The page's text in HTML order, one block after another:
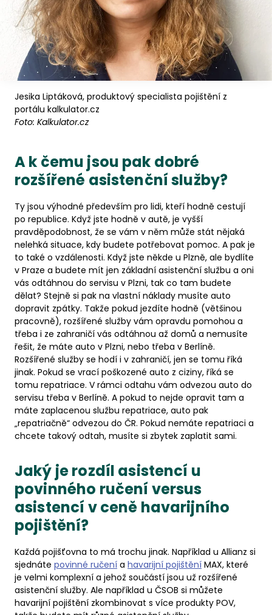
Jesika Liptáková, produktový specialista pojištění z
portálu kalkulator.cz
Foto: Kalkulator.cz
A k čemu jsou pak dobré
rozšířené asistenční služby?
Ty jsou výhodné především pro lidi, kteří hodně cestují
po republice. Když jste hodně v autě, je vyšší
pravděpodobnost, že se vám v něm může stát nějaká
nelehká situace, kdy budete potřebovat pomoc. A pak je
to také o vzdálenosti. Když jste někde u Plzně, ale bydlíte
v Praze a budete mít jen základní asistenční službu a oni
vás odtáhnou do servisu v Plzni, tak co tam budete
dělat? Stejně si pak na vlastní náklady musíte auto
dopravit zpátky. Takže pokud jezdíte hodně (většinou
pracovně), rozšířené služby vám opravdu pomohou a
třeba i ze zahraničí vás odtáhnou až domů a nemusíte
řešit, že máte auto v Plzni, nebo třeba v Berlíně.
Rozšířené služby se hodí i v zahraničí, jen se tomu říká
jinak. Pokud se vrací poškozené auto z ciziny, říká se
tomu repatriace. V rámci odtahu vám odvezou auto do
servisu třeba v Berlíně. A pokud to nejde opravit tam a
máte zaplacenou službu repatriace, auto pak
„repatriačně“ odvezou do ČR. Pokud nemáte repatriaci a
chcete takový odtah, musíte si zbytek zaplatit sami.
Jaký je rozdíl asistencí u
povinného ručení versus
asistencí v ceně havarijního
pojištění?
Každá pojišťovna to má trochu jinak. Například u Allianz si
sjednáte povinné ručení a havarijní pojištění MAX, které
je velmi komplexní a jehož součástí jsou už rozšířené
asistenční služby. Ale například u ČSOB si můžete
havarijní pojištění zkombinovat s více produkty POV,